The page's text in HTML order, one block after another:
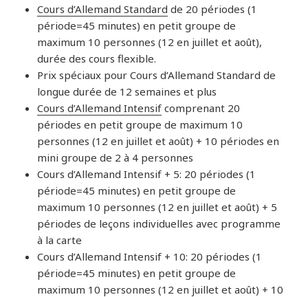
Cours d’Allemand Standard de 20 périodes (1
période=45 minutes) en petit groupe de
maximum 10 personnes (12 en juillet et août),
durée des cours flexible.
Prix spéciaux pour Cours d’Allemand Standard de
longue durée de 12 semaines et plus
Cours d’Allemand Intensif comprenant 20
périodes en petit groupe de maximum 10
personnes (12 en juillet et août) + 10 périodes en
mini groupe de 2 à 4 personnes
Cours d’Allemand Intensif + 5: 20 périodes (1
période=45 minutes) en petit groupe de
maximum 10 personnes (12 en juillet et août) + 5
périodes de leçons individuelles avec programme
à la carte
Cours d’Allemand Intensif + 10: 20 périodes (1
période=45 minutes) en petit groupe de
maximum 10 personnes (12 en juillet et août) + 10